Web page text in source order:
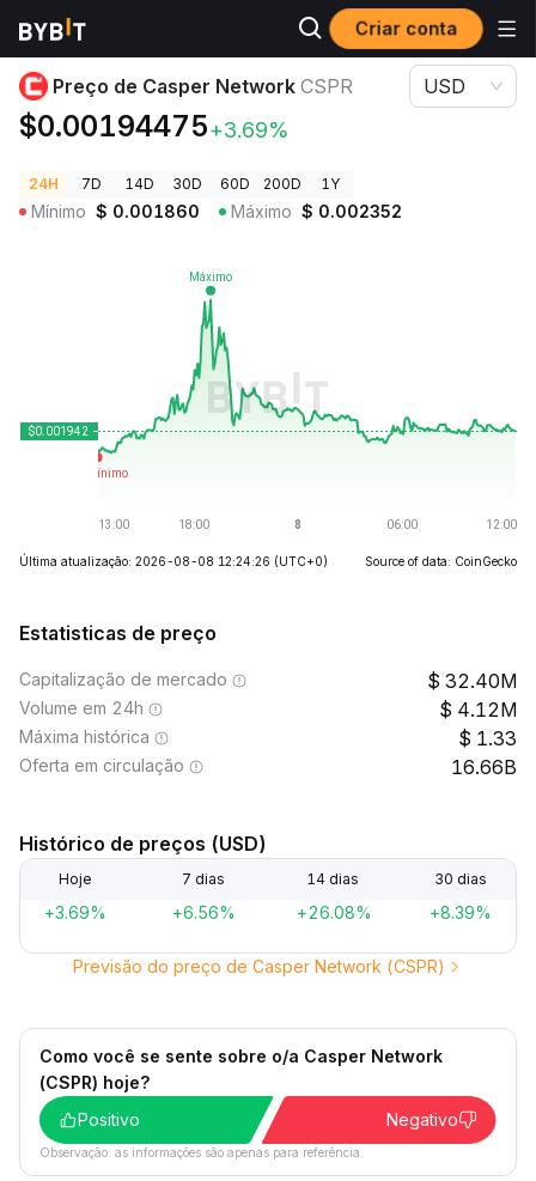
Criar conta
Preços de Criptomoedas Preço de Casper Network CSPR
Preço de Casper Network CSPR
$0.00194475+3.69%
USD
24H 7D 14D 30D 60D 200D 1Y
Mínimo $ 0.001860 Máximo $ 0.002352
Última atualização: 2026-08-08 12:24:26 (UTC+0) Source of data: CoinGecko
Estatisticas de preço
Capitalização de mercado 32.40M
Volume em 24h 4.12M
Máxima histórica 1.33
Oferta em circulação 16.66B
Histórico de preços (USD)
Hoje 7 dias 14 dias 30 dias
+3.69% +6.56% +26.08% +8.39%
Previsão do preço de Casper Network (CSPR)
Como você se sente sobre o/a Casper Network
(CSPR) hoje?
Positivo
Negativo
Observação: as informações são apenas para referência.